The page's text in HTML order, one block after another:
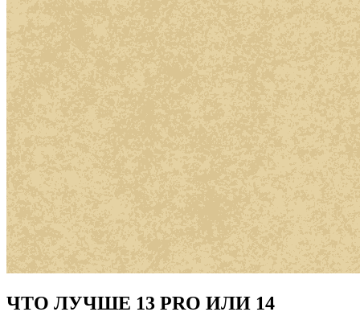
ЧТО ЛУЧШЕ 13 PRO ИЛИ 14